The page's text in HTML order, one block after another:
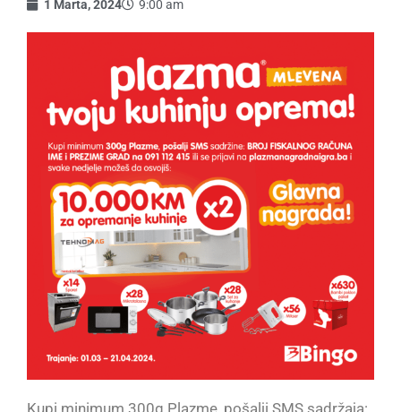
1 Marta, 2024 9:00 am
Kupi minimum 300g Plazme, pošalji SMS sadržaja: